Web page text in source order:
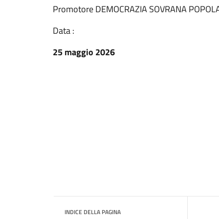
Promotore DEMOCRAZIA SOVRANA
Data :
25 maggio 2026
INDICE DELLA PAGINA